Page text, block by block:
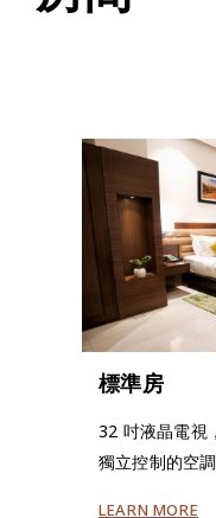
標準房
32 吋液晶電視
獨立控制的空調
LEARN MORE